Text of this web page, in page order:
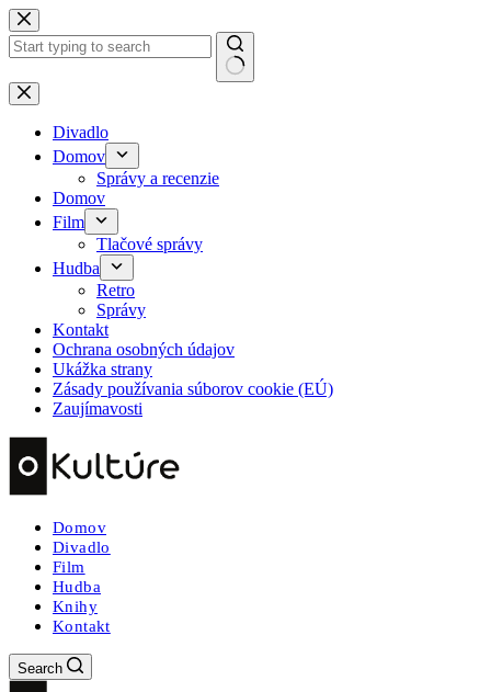
Skip
to
content
No
results
Divadlo
Domov
Správy a recenzie
Domov
Film
Tlačové správy
Hudba
Retro
Správy
Kontakt
Ochrana osobných údajov
Ukážka strany
Zásady používania súborov cookie (EÚ)
Zaujímavosti
Domov
Divadlo
Film
Hudba
Knihy
Kontakt
Search